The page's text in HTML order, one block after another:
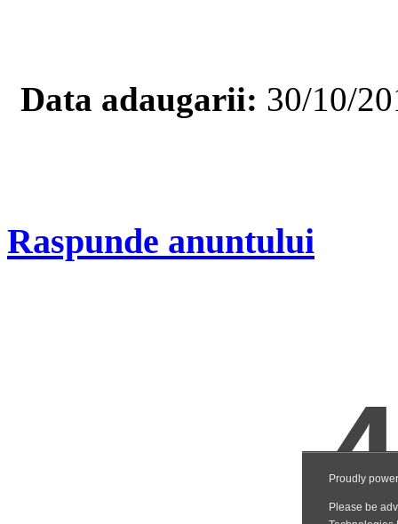
Data adaugarii: 30/10/
Raspunde anuntului